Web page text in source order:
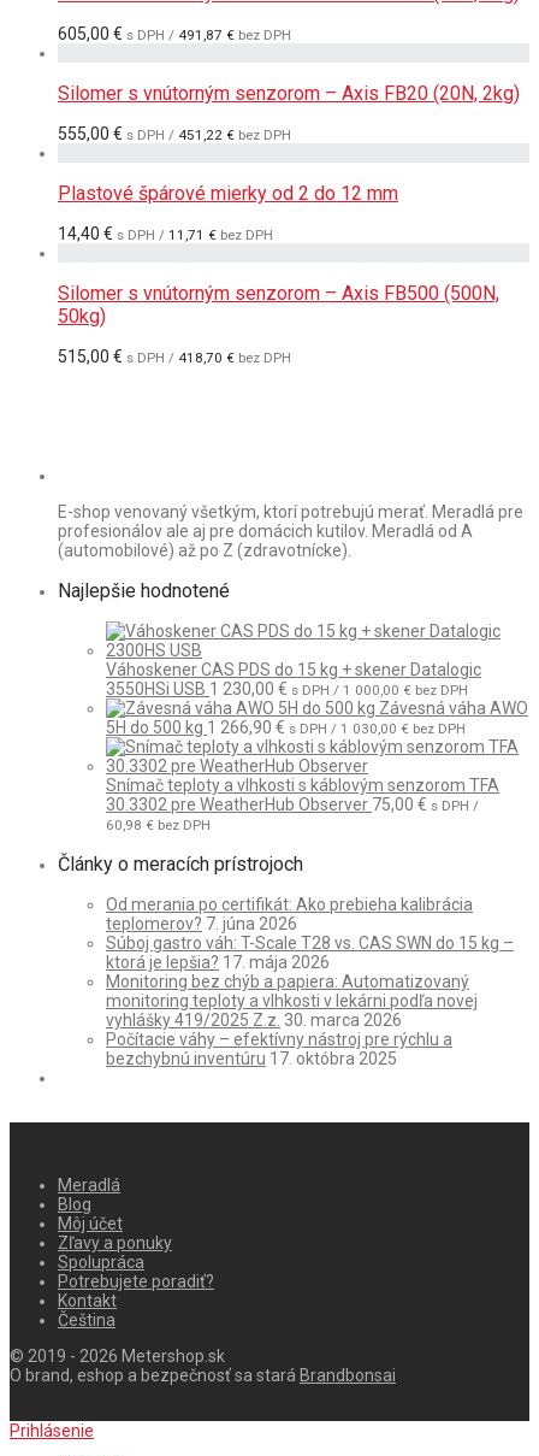
605,00 € s DPH / 491,87 € bez DPH
Silomer s vnútorným senzorom – Axis FB20 (20N, 2kg)
555,00 € s DPH / 451,22 € bez DPH
Plastové špárové mierky od 2 do 12 mm
14,40 € s DPH / 11,71 € bez DPH
Silomer s vnútorným senzorom – Axis FB500 (500N,
50kg)
515,00 € s DPH / 418,70 € bez DPH
E-shop venovaný všetkým, ktorí potrebujú merať. Meradlá pre
profesionálov ale aj pre domácich kutilov. Meradlá od A
(automobilové) až po Z (zdravotnícke).
Najlepšie hodnotené
Váhoskener CAS PDS do 15 kg + skener Datalogic
3550HSi USB 1 230,00 € s DPH / 1 000,00 € bez DPH
Závesná váha AWO
5H do 500 kg 1 266,90 € s DPH / 1 030,00 € bez DPH
Snímač teploty a vlhkosti s káblovým senzorom TFA
30.3302 pre WeatherHub Observer 75,00 € s DPH /
60,98 € bez DPH
Články o meracích prístrojoch
Od merania po certifikát: Ako prebieha kalibrácia
teplomerov? 7. júna 2026
Súboj gastro váh: T-Scale T28 vs. CAS SWN do 15 kg –
ktorá je lepšia? 17. mája 2026
Monitoring bez chýb a papiera: Automatizovaný
monitoring teploty a vlhkosti v lekárni podľa novej
vyhlášky 419/2025 Z.z. 30. marca 2026
Počítacie váhy – efektívny nástroj pre rýchlu a
bezchybnú inventúru 17. októbra 2025
Meradlá
Blog
Môj účet
Zľavy a ponuky
Spolupráca
Potrebujete poradiť?
Kontakt
Čeština
© 2019 - 2026 Metershop.sk
O brand, eshop a bezpečnosť sa stará Brandbonsai
Prihlásenie